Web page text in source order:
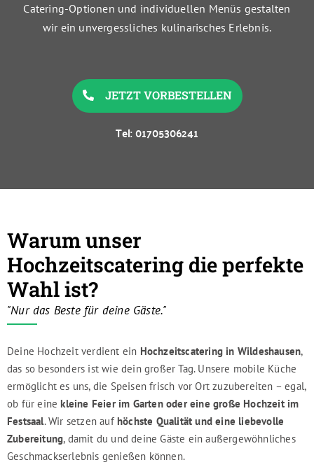
Catering-Optionen und individuellen Menüs gestalten
wir ein unvergessliches kulinarisches Erlebnis.
JETZT VORBESTELLEN
Tel: 01705306241
Warum unser
Hochzeitscatering die perfekte
Wahl ist?
"Nur das Beste für deine Gäste."
Deine Hochzeit verdient ein Hochzeitscatering in Wildeshausen,
das so besonders ist wie dein großer Tag. Unsere mobile Küche
ermöglicht es uns, die Speisen frisch vor Ort zuzubereiten – egal,
ob für einekleine Feier im Garten oder eine große Hochzeit im
Festsaal. Wir setzen aufhöchste Qualität und eine liebevolle
Zubereitung, damit du und deine Gäste ein außergewöhnliches
Geschmackserlebnis genießen können.